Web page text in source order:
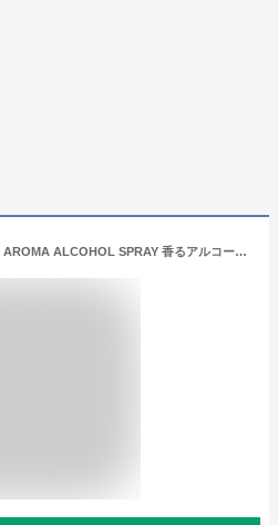
[選べる3本セット]日本製 AROMA ALCOHOL SPRAY 香るアルコール除菌液 携帯用スプレー30ml ウイルスを除菌・除去【送料無料】【ゆうパケットでお届け】グリーンティー オレンジ サボン[SP]3